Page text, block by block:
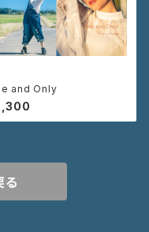
and Only
る